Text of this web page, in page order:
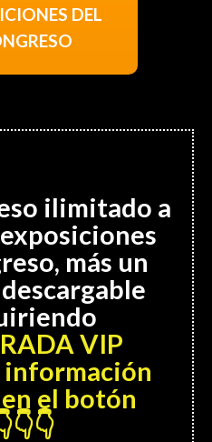
DEL
ilimitado a
más un
VIP
información
el botón